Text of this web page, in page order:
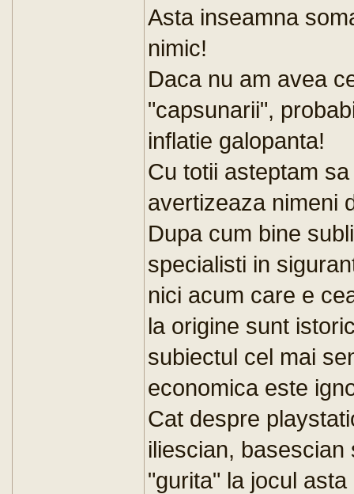
Asta inseamna
nimic!
Daca nu am avea
"capsunarii",
inflatie galopanta!
Cu totii asteptam
avertizeaza nimeni
Dupa cum bine
specialisti in
nici acum care e
la origine sunt
subiectul cel mai
economica este
Cat despre
iliescian,
"gurita" la jocul asta